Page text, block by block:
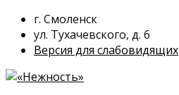
г. Смоленск
ул. Тухачевского, д. 6
Версия для слабовидящих